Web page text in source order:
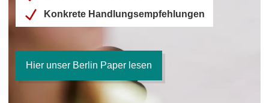
Konkrete Handlungsempfehlungen
Hier unser Berlin Paper lesen